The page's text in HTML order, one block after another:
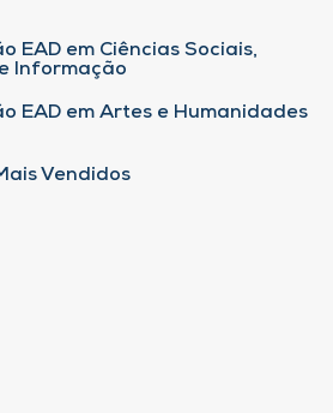
EAD em Ciências Sociais,
Informação
EAD em Artes e Humanidades
Vendidos